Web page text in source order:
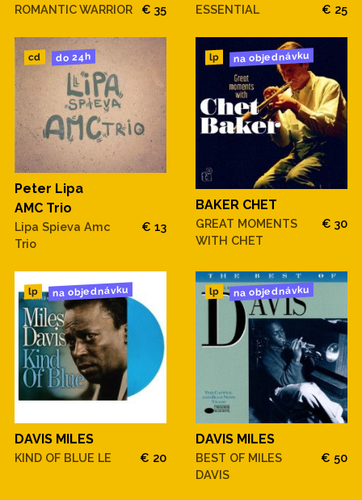
ROMANTIC WARRIOR € 35 ESSENTIAL € 25
cd do 24h
Peter Lipa
AMC Trio
Lipa Spieva Amc
Trio
€ 13
lp na objednávku
BAKER CHET
GREAT MOMENTS
WITH CHET
€ 30
lp na objednávku
DAVIS MILES
KIND OF BLUE LE € 20
lp na objednávku
DAVIS MILES
BEST OF MILES
DAVIS
€ 50